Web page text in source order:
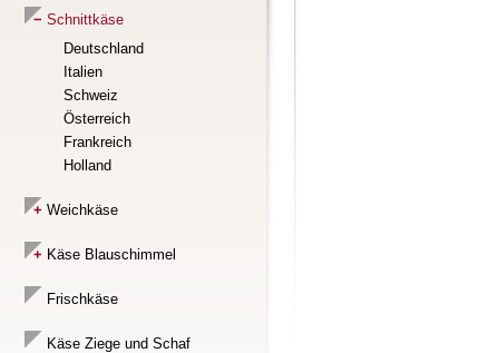
Schnittkäse
Deutschland
Italien
Schweiz
Österreich
Frankreich
Holland
Weichkäse
Käse Blauschimmel
Frischkäse
Käse Ziege und Schaf